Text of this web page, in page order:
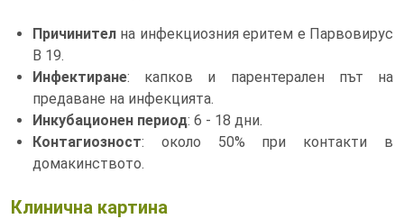
Причинител на инфекциозния еритем е Парвовирус
В 19.
Инфектиране: капков и парентерален път на
предаване на инфекцията.
Инкубационен период: 6 - 18 дни.
Контагиозност: около 50% при контакти в
домакинството.
Клинична картина